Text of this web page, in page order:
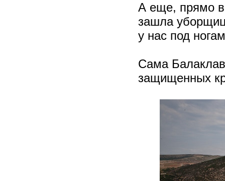
А еще, прямо
зашла
у нас под
Сама
защищенных